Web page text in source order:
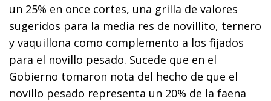
un 25% en once cortes, una grilla de valores
sugeridos para la media res de novillito, ternero
y vaquillona como complemento a los fijados
para el novillo pesado. Sucede que en el
Gobierno tomaron nota del hecho de que el
novillo pesado representa un 20% de la faena